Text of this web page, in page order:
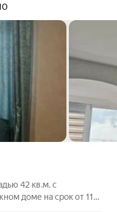
42 кв.м. с
доме на срок от 11